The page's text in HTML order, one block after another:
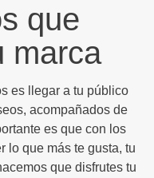
que
marca
es llegar a tu público
acompañados de
es que con los
lo que más te gusta, tu
que disfrutes tu